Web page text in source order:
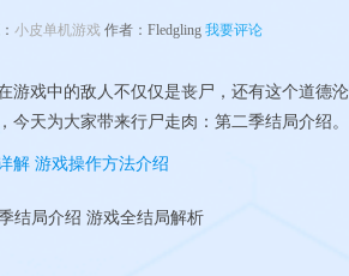
小皮单机游戏作者：Fledgling 我要评论
游戏中的敌人不仅仅是丧尸，还有这个道德
天为大家带来行尸走肉：第二季结局介绍。
解 游戏操作方法介绍